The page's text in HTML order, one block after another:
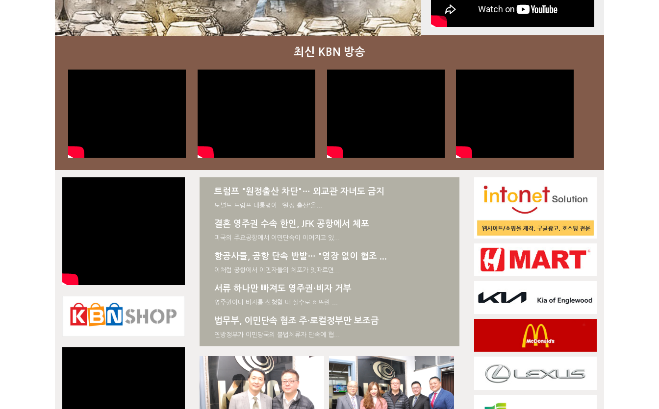
최신 KBN 방송
트럼프 "원정출산 차단"… 외교관 자녀도 금지
도널드 트럼프 대통령이 '원정 출산'을...
결혼 영주권 수속 한인, JFK 공항에서 체포
미국의 주요공항에서 이민단속이 이어지고 있...
항공사들, 공항 단속 반발… "영장 없이 협조 ...
이처럼 공항에서 이민자들의 체포가 잇따르면...
서류 하나만 빠져도 영주권·비자 거부
영주권이나 비자를 신청할 때 실수로 빠뜨린 ...
법무부, 이민단속 협조 주·로컬정부만 보조금
연방정부가 이민당국의 불법체류자 단속에 협...